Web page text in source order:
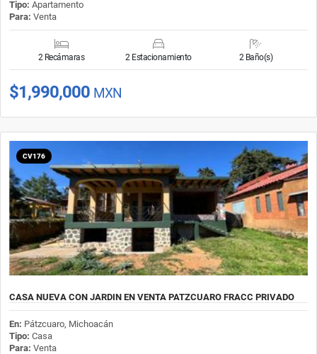
Tipo: Apartamento
Para: Venta
2 Recámaras 2 Estacionamiento 2 Baño(s)
$1,990,000 MXN
CV176
CASA NUEVA CON JARDIN EN VENTA PATZCUARO FRACC PRIVADO
En: Pátzcuaro, Michoacán
Tipo: Casa
Para: Venta